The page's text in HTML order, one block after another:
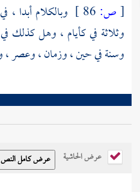
[ص:
وبالكلام أبدا ،
وثلاثة في كأيام ، وهل كذلك
وسنة في حين ، وزمان ، وعصر ،
عرض الحاشية